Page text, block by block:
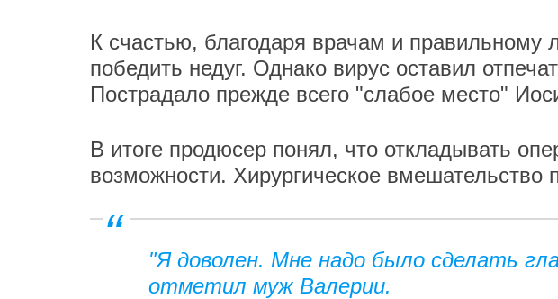
К счастью, благодаря врачам и правильному
победить недуг. Однако вирус оставил
Пострадало прежде всего "слабое место"
В итоге продюсер понял, что откладывать
возможности. Хирургическое вмешательство
"Я доволен. Мне надо было сделать
отметил муж Валерии.